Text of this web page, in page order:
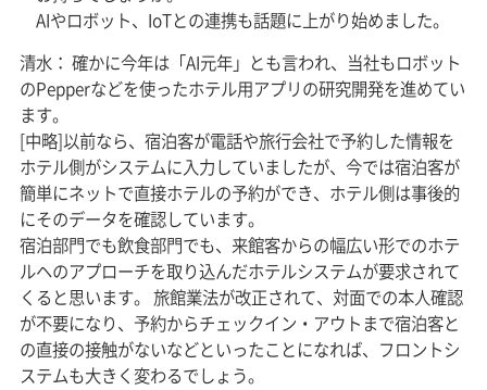
AIやロボット、IoTとの連携も話題に上がり始めました。
清水： 確かに今年は「AI元年」とも言われ、当社もロボット
のPepperなどを使ったホテル用アプリの研究開発を進めてい
ます。
[中略]以前なら、宿泊客が電話や旅行会社で予約した情報を
ホテル側がシステムに入力していましたが、今では宿泊客が
簡単にネットで直接ホテルの予約ができ、ホテル側は事後的
にそのデータを確認しています。
宿泊部門でも飲食部門でも、来館客からの幅広い形でのホテ
ルヘのアプローチを取り込んだホテルシステムが要求されて
くると思います。 旅館業法が改正されて、対面での本人確認
が不要になり、予約からチェックイン・アウトまで宿泊客と
の直接の接触がないなどといったことになれば、フロントシ
ステムも大きく変わるでしょう。